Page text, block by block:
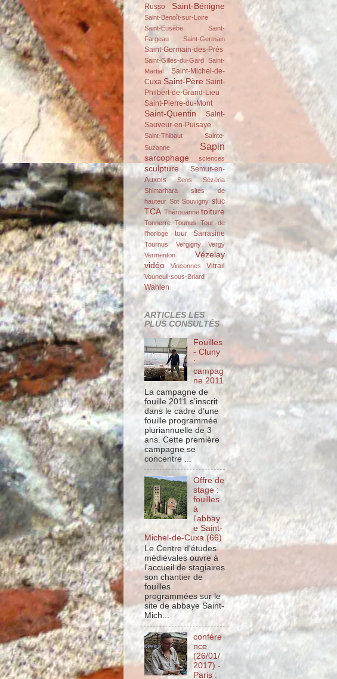
Russo Saint-Bénigne
Saint-Benoît-sur-Loire
Saint-Eusèbe
Saint-
Fargeau
Saint-Germain
Saint-Germain-des-Prés
Saint-Gilles-du-Gard Saint-
Martial
Saint-Michel-de-
Cuxa Saint-Père Saint-
Philbert-de-Grand-Lieu
Saint-Pierre-du-Mont
Saint-Quentin
Saint-
Sauveur-en-Puisaye
Saint-Thibaut
Sainte-
Suzanne
Sapin
sarcophage sciences
sculpture
Semur-en-
Auxois
Sens
Sézéria
Shimarhara
sites de
hauteur Sot Souvigny stuc
TCA Thérouanne toiture
Tonnerre Tounus Tour de
l'horloge
tour Sarrasine
Tournus Vergigny
Vergy
Vermenton
Vézelay
vidéo
Vincennes Vitrail
Vouneuil-sous-Briard
Wahlen
ARTICLES LES
PLUS CONSULTÉS
Fouilles
- Cluny
:
campag
ne 2011
La campagne de
fouille 2011 s’inscrit
dans le cadre d’une
fouille programmée
pluriannuelle de 3
ans. Cette première
campagne se
concentre ...
Offre de
stage :
fouilles
à
l'abbay
e Saint-
Michel-de-Cuxa (66)
Le Centre d'études
médiévales ouvre à
l'accueil de stagiaires
son chantier de
fouilles
programmées sur le
site de abbaye Saint-
Mich...
confére
nce
(26/01/
2017) -
Paris :